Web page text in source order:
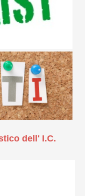
dell' I.C.